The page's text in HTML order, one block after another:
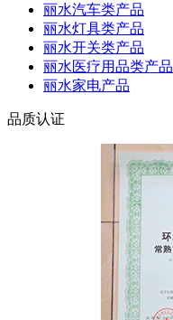
丽水汽车类产品
丽水灯具类产品
丽水开关类产品
丽水医疗用品类产品
丽水家电产品
品质认证